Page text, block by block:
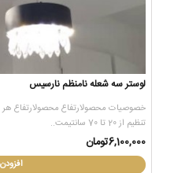
لوستر سه شعله نامنظم نارسیس
خصوصیات محصولارتفاع محصولارتفاع هر
تنظیم از 20 تا 70 سانتیمت..
6,100,000تومان